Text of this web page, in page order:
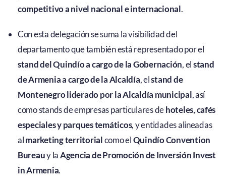
competitivo a nivel nacional e internacional.
Con esta delegación se suma la visibilidad del
departamento que también está representado por el
stand del Quindío a cargo de la Gobernación, elstand
de Armenia a cargo de la Alcaldía, elstand de
Montenegro liderado por la Alcaldía municipal, así
como stands de empresas particulares dehoteles, cafés
especiales y parques temáticos, y entidades alineadas
almarketing territorialcomo elQuindío Convention
Bureauy laAgencia de Promoción de Inversión Invest
in Armenia.